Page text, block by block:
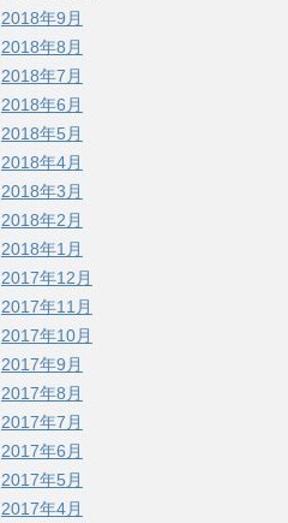
2018年9月
2018年8月
2018年7月
2018年6月
2018年5月
2018年4月
2018年3月
2018年2月
2018年1月
2017年12月
2017年11月
2017年10月
2017年9月
2017年8月
2017年7月
2017年6月
2017年5月
2017年4月